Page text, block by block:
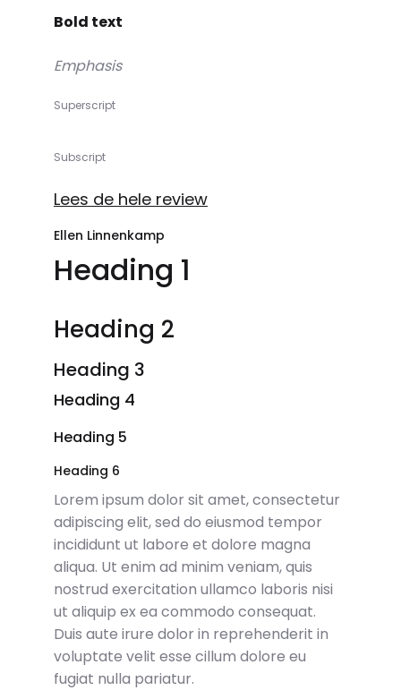
Bold text
Emphasis
Superscript
Subscript
Lees de hele review
Ellen Linnenkamp
Heading 1
Heading 2
Heading 3
Heading 4
Heading 5
Heading 6
Lorem ipsum dolor sit amet, consectetur
adipiscing elit, sed do eiusmod tempor
incididunt ut labore et dolore magna
aliqua. Ut enim ad minim veniam, quis
nostrud exercitation ullamco laboris nisi
ut aliquip ex ea commodo consequat.
Duis aute irure dolor in reprehenderit in
voluptate velit esse cillum dolore eu
fugiat nulla pariatur.